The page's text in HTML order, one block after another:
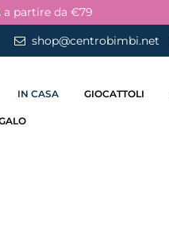
a partire da €79
shop@centrobimbi.net
IN CASA GIOCATTOLI